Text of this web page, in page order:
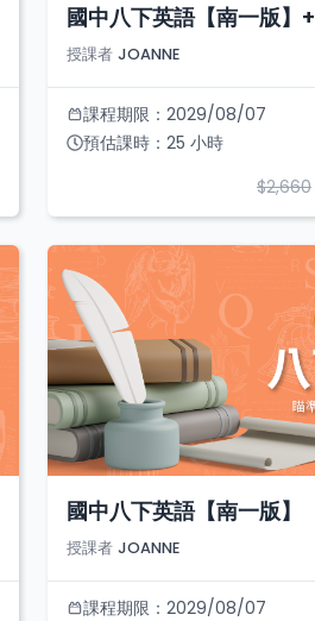
國中八下英語【南一版】
授課者 JOANNE
課程期限： 2029/08/07
預估課時： 25 小時
$2,660
國中八下英語【南一版】
授課者 JOANNE
課程期限： 2029/08/07